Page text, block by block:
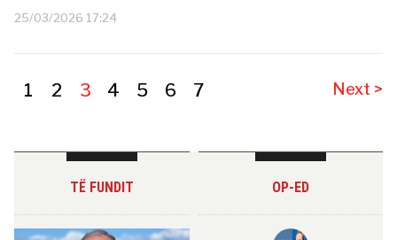
25/03/2026 17:24
1 2 3 4 5 6 7 Next >
TË FUNDIT OP-ED